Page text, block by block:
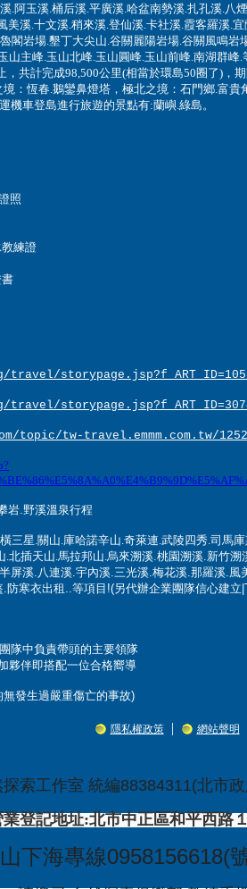
.阿玉溪.桶后溪.平廣溪.哈盆南勢溪.扎孔溪.八
美溪.十文溪.稍來溪.登仙溪.卡社溪.霞客羅溪.
閣岩場.墾丁大尖山.谷關麗陽岩場.谷關風鳴岩
山主峰.玉山北峰.玉山圓峰.玉山前峰.南湖群峰.
，共計完成98,500公里(相當於環島50圈了)
：恆春.鵝鑾鼻燈塔，極北之境：石門鄉.富
機車登島進行旅遊的景點有:蘭嶼.綠島。
照
練證
tw-travel.emmm.com.tw/
岩.野溪溫泉行程
三星.關山.庫哈諾辛山.奇萊連.武陵四秀.司馬
.北插天山.馬拉邦山.烏來溯溪.桃園溯溪.新竹
屏溪.八連溪.宇內溪.三光溪.梅花溪.那羅溪.
寒衣出租..等項目!(另代辦企業團隊信心建立
隊中負責帶頭的主要領隊
夥伴即搭配一位合格嚮導
發生過嚴重傷亡的事故)
隱私權政策 | 網站聲明
探索工作室 統編88384311(北市
業登記地址:北市中正區和平西路
山下海專線0958156618(